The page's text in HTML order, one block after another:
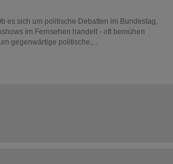
es sich um politische Debatten im Bundestag,
im Fernsehen handelt - oft bemühen
gegenwärtige politische,...